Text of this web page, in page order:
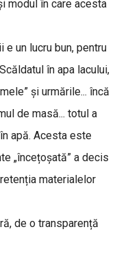
modul în care acesta
un lucru bun, pentru
în apa lacului,
și urmările... încă
de masă... totul a
apă. Acesta este
„încețoșată” a decis
materialelor
de o transparență